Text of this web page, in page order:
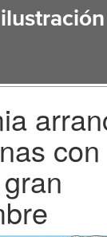
ilustración